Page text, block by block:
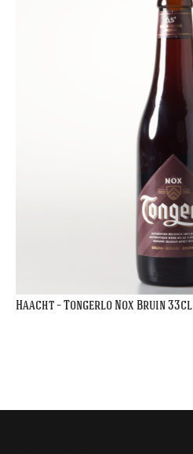
Haacht – Tongerlo Nox Bruin 33cl